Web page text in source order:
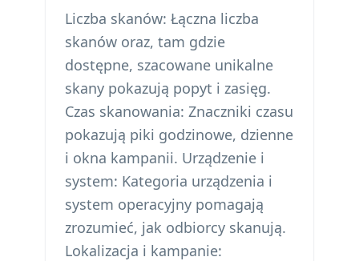
Liczba skanów: Łączna liczba
skanów oraz, tam gdzie
dostępne, szacowane unikalne
skany pokazują popyt i zasięg.
Czas skanowania: Znaczniki czasu
pokazują piki godzinowe, dzienne
i okna kampanii. Urządzenie i
system: Kategoria urządzenia i
system operacyjny pomagają
zrozumieć, jak odbiorcy skanują.
Lokalizacja i kampanie: